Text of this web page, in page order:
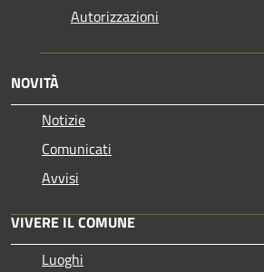
Autorizzazioni
NOVITÀ
Notizie
Comunicati
Avvisi
VIVERE IL COMUNE
Luoghi